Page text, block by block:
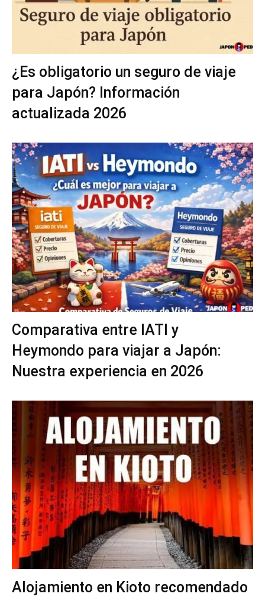
¿Es obligatorio un seguro de viaje
para Japón? Información
actualizada 2026
Comparativa entre IATI y
Heymondo para viajar a Japón:
Nuestra experiencia en 2026
Alojamiento en Kioto recomendado